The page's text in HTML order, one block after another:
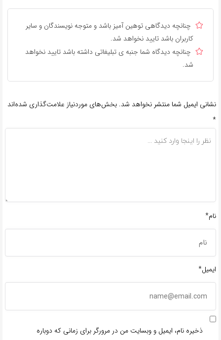
چنانچه دیدگاهی توهین آمیز باشد و متوجه نویسندگان و سایر
کاربران باشد تایید نخواهد شد.
چنانچه دیدگاه شما جنبه ی تبلیغاتی داشته باشد تایید نخواهد
شد.
نشانی ایمیل شما منتشر نخواهد شد. بخش‌های موردنیاز علامت‌گذاری شده‌اند
*
نام*
ایمیل*
ذخیره نام، ایمیل و وبسایت من در مرورگر برای زمانی که دوباره